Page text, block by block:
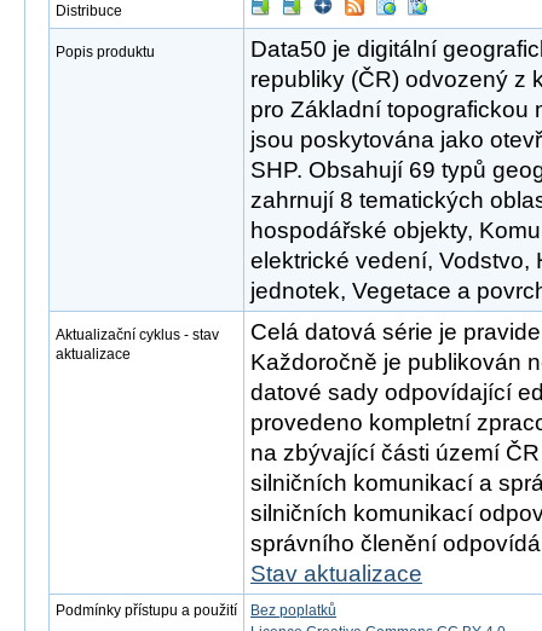
Distribuce
Popis produktu
Data50 je digitální
republiky (ČR) odvozený z
pro Základní topografickou
jsou poskytována jako
SHP. Obsahují 69 typů
zahrnují 8 tematických
hospodářské objekty,
elektrické vedení, Vodstvo,
jednotek, Vegetace a
Aktualizační cyklus - stav
aktualizace
Celá datová série je
Každoročně je publikován
datové sady odpovídající
provedeno kompletní
na zbývající části území
silničních komunikací a
silničních komunikací
správního členění
Stav aktualizace
Podmínky přístupu a použití
Bez poplatků